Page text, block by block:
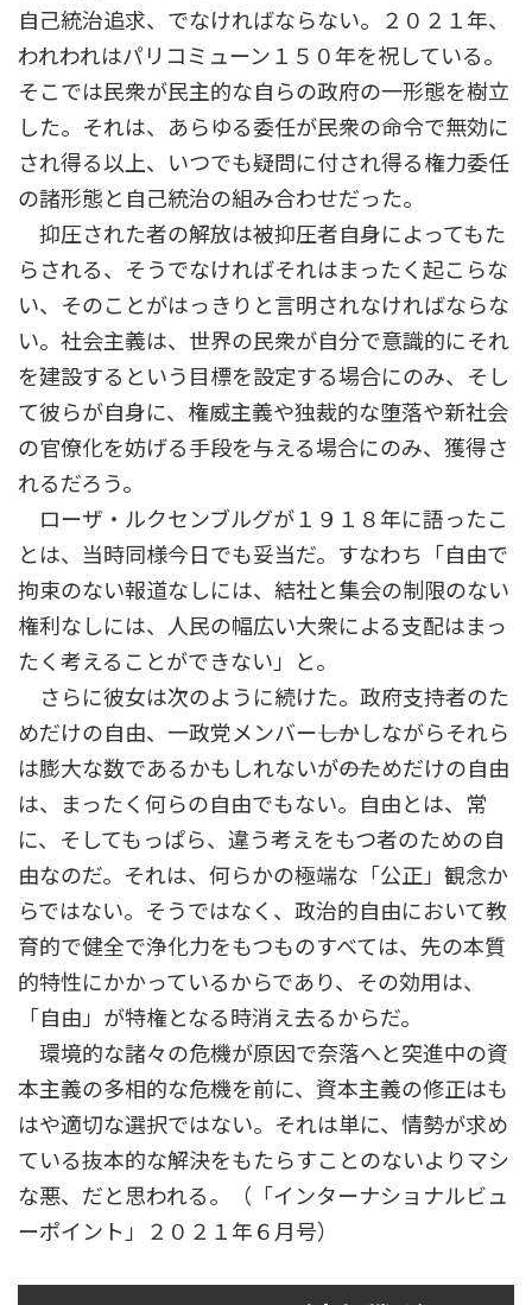
自己統治追求、でなければならない。２０２１年、
われわれはパリコミューン１５０年を祝している。
そこでは民衆が民主的な自らの政府の一形態を樹立
した。それは、あらゆる委任が民衆の命令で無効に
され得る以上、いつでも疑問に付され得る権力委任
の諸形態と自己統治の組み合わせだった。
抑圧された者の解放は被抑圧者自身によってもた
らされる、そうでなければそれはまったく起こらな
い、そのことがはっきりと言明されなければならな
い。社会主義は、世界の民衆が自分で意識的にそれ
を建設するという目標を設定する場合にのみ、そし
て彼らが自身に、権威主義や独裁的な堕落や新社会
の官僚化を妨げる手段を与える場合にのみ、獲得さ
れるだろう。
ローザ・ルクセンブルグが１９１８年に語ったこ
とは、当時同様今日でも妥当だ。すなわち「自由で
拘束のない報道なしには、結社と集会の制限のない
権利なしには、人民の幅広い大衆による支配はまっ
たく考えることができない」と。
さらに彼女は次のように続けた。政府支持者のた
めだけの自由、一政党メンバー――しかしながらそれら
は膨大な数であるかもしれないが――のためだけの自由
は、まったく何らの自由でもない。自由とは、常
に、そしてもっぱら、違う考えをもつ者のための自
由なのだ。それは、何らかの極端な「公正」観念か
らではない。そうではなく、政治的自由において教
育的で健全で浄化力をもつものすべては、先の本質
的特性にかかっているからであり、その効用は、
「自由」が特権となる時消え去るからだ。
環境的な諸々の危機が原因で奈落へと突進中の資
本主義の多相的な危機を前に、資本主義の修正はも
はや適切な選択ではない。それは単に、情勢が求め
ている抜本的な解決をもたらすことのないよりマシ
な悪、だと思われる。（「インターナショナルビュ
ーポイント」２０２１年６月号）